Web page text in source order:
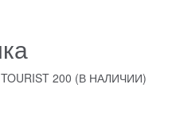
TOURIST 200 (В НАЛИЧИИ)